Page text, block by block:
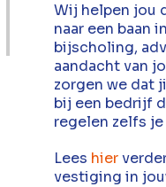
Er is
in de
Wij helpen jou
naar een baan
bijscholing,
aandacht van
zorgen we dat
bij een bedrijf
regelen zelfs
Lees hier
vestiging in